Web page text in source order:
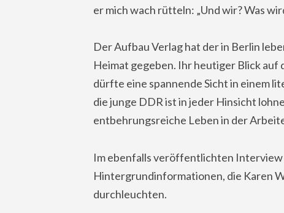
er mich wach rütteln: „Und wir? Was
Der Aufbau Verlag hat der in Berlin
Heimat gegeben. Ihr heutiger Blick
dürfte eine spannende Sicht in einem
die junge DDR ist in jeder Hinsicht
entbehrungsreiche Leben in der
Im ebenfalls veröffentlichten
Hintergrundinformationen, die Karen
durchleuchten.